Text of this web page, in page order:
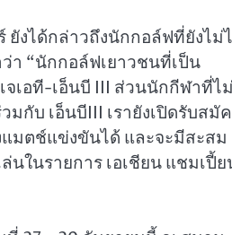
ยังได้กล่าวถึงนักกอล์ฟที่ยังไม่
า “นักกอล์ฟเยาวชนที่เป็น
เอที-เอ็นบี III ส่วนนักกีฬาที่ไม่
กับ เอ็นบีIII เรายังเปิดรับสมั
มตช์แข่งขันได้ และจะมีสะสม
ในรายการ เอเชียน แชมเปี้